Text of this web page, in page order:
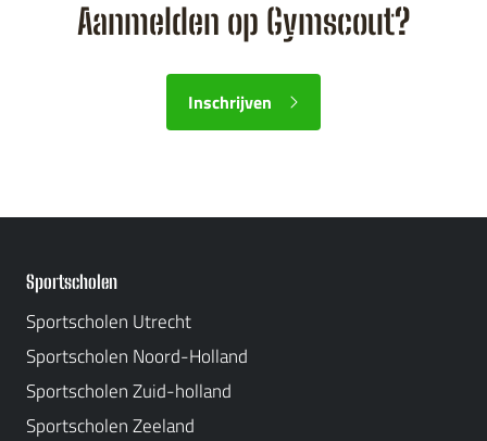
Aanmelden op Gymscout?
Inschrijven
Sportscholen
Sportscholen Utrecht
Sportscholen Noord-Holland
Sportscholen Zuid-holland
Sportscholen Zeeland